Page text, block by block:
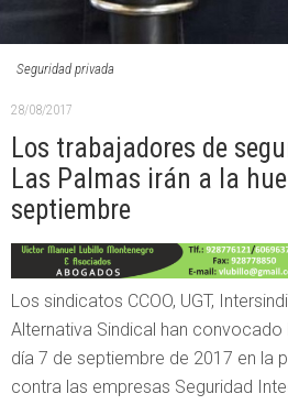
Seguridad privada
28/08/2017
Los trabajadores de
Las Palmas irán a la
septiembre
Los sindicatos CCOO, UGT,
Alternativa Sindical han
día 7 de septiembre de 2017 en la
contra las empresas Seguridad